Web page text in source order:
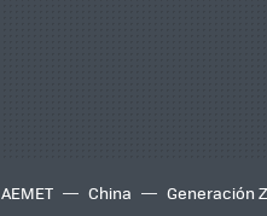
AEMET China Generación Z